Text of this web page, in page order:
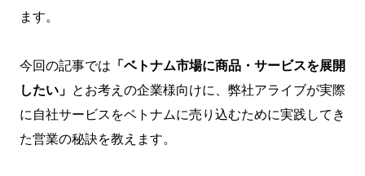
ます。
今回の記事では 「ベトナム市場に商品・サービスを展開
したい」 とお考えの企業様向けに、弊社アライブが実際
に自社サービスをベトナムに売り込むために実践してき
た営業の秘訣を教えます。